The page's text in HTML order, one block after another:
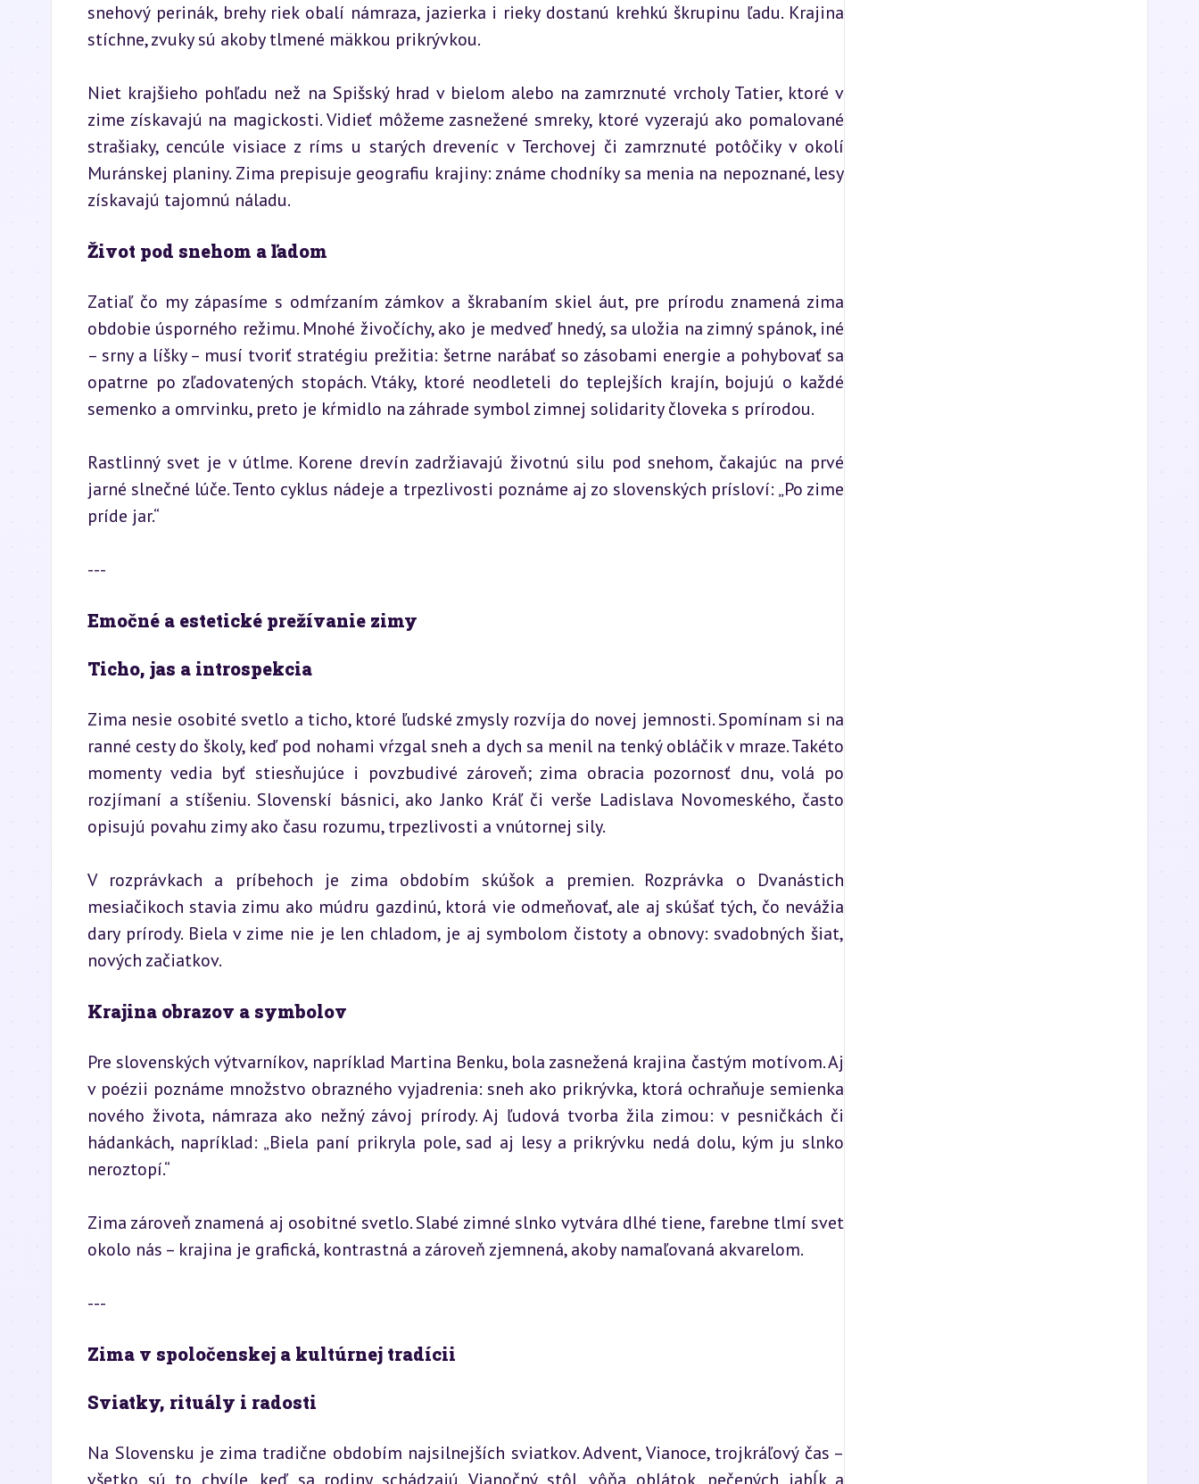
snehový perinák, brehy riek obalí námraza, jazierka i rieky dostanú krehkú škrupinu ľadu. Krajina
stíchne, zvuky sú akoby tlmené mäkkou prikrývkou.
Niet krajšieho pohľadu než na Spišský hrad v bielom alebo na zamrznuté vrcholy Tatier, ktoré v
zime získavajú na magickosti. Vidieť môžeme zasnežené smreky, ktoré vyzerajú ako pomalované
strašiaky, cencúle visiace z ríms u starých dreveníc v Terchovej či zamrznuté potôčiky v okolí
Muránskej planiny. Zima prepisuje geografiu krajiny: známe chodníky sa menia na nepoznané, lesy
získavajú tajomnú náladu.
Život pod snehom a ľadom
Zatiaľ čo my zápasíme s odmŕzaním zámkov a škrabaním skiel áut, pre prírodu znamená zima
obdobie úsporného režimu. Mnohé živočíchy, ako je medveď hnedý, sa uložia na zimný spánok, iné
– srny a líšky – musí tvoriť stratégiu prežitia: šetrne narábať so zásobami energie a pohybovať sa
opatrne po zľadovatených stopách. Vtáky, ktoré neodleteli do teplejších krajín, bojujú o každé
semenko a omrvinku, preto je kŕmidlo na záhrade symbol zimnej solidarity človeka s prírodou.
Rastlinný svet je v útlme. Korene drevín zadržiavajú životnú silu pod snehom, čakajúc na prvé
jarné slnečné lúče. Tento cyklus nádeje a trpezlivosti poznáme aj zo slovenských prísloví: „Po zime
príde jar.“
---
Emočné a estetické prežívanie zimy
Ticho, jas a introspekcia
Zima nesie osobité svetlo a ticho, ktoré ľudské zmysly rozvíja do novej jemnosti. Spomínam si na
ranné cesty do školy, keď pod nohami vŕzgal sneh a dych sa menil na tenký obláčik v mraze. Takéto
momenty vedia byť stiesňujúce i povzbudivé zároveň; zima obracia pozornosť dnu, volá po
rozjímaní a stíšeniu. Slovenskí básnici, ako Janko Kráľ či verše Ladislava Novomeského, často
opisujú povahu zimy ako času rozumu, trpezlivosti a vnútornej sily.
V rozprávkach a príbehoch je zima obdobím skúšok a premien. Rozprávka o Dvanástich
mesiačikoch stavia zimu ako múdru gazdinú, ktorá vie odmeňovať, ale aj skúšať tých, čo nevážia
dary prírody. Biela v zime nie je len chladom, je aj symbolom čistoty a obnovy: svadobných šiat,
nových začiatkov.
Krajina obrazov a symbolov
Pre slovenských výtvarníkov, napríklad Martina Benku, bola zasnežená krajina častým motívom. Aj
v poézii poznáme množstvo obrazného vyjadrenia: sneh ako prikrývka, ktorá ochraňuje semienka
nového života, námraza ako nežný závoj prírody. Aj ľudová tvorba žila zimou: v pesničkách či
hádankách, napríklad: „Biela paní prikryla pole, sad aj lesy a prikrývku nedá dolu, kým ju slnko
neroztopí.“
Zima zároveň znamená aj osobitné svetlo. Slabé zimné slnko vytvára dlhé tiene, farebne tlmí svet
okolo nás – krajina je grafická, kontrastná a zároveň zjemnená, akoby namaľovaná akvarelom.
---
Zima v spoločenskej a kultúrnej tradícii
Sviatky, rituály i radosti
Na Slovensku je zima tradične obdobím najsilnejších sviatkov. Advent, Vianoce, trojkráľový čas –